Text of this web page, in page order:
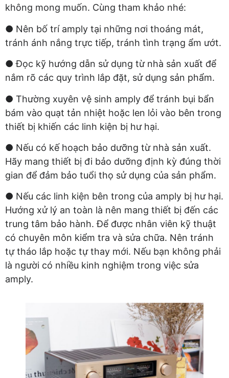
không mong muốn. Cùng tham khảo nhé:
● Nên bố trí amply tại những nơi thoáng mát,
tránh ánh nắng trực tiếp, tránh tình trạng ẩm ướt.
● Đọc kỹ hướng dẫn sử dụng từ nhà sản xuất để
nắm rõ các quy trình lắp đặt, sử dụng sản phẩm.
● Thường xuyên vệ sinh amply để tránh bụi bẩn
bám vào quạt tản nhiệt hoặc len lỏi vào bên trong
thiết bị khiến các linh kiện bị hư hại.
● Nếu có kế hoạch bảo dưỡng từ nhà sản xuất.
Hãy mang thiết bị đi bảo dưỡng định kỳ đúng thời
gian để đảm bảo tuổi thọ sử dụng của sản phẩm.
● Nếu các linh kiện bên trong của amply bị hư hại.
Hướng xử lý an toàn là nên mang thiết bị đến các
trung tâm bảo hành. Để được nhân viên kỹ thuật
có chuyên môn kiểm tra và sửa chữa. Nên tránh
tự tháo lắp hoặc tự thay mới. Nếu bạn không phải
là người có nhiều kinh nghiệm trong việc sửa
amply.